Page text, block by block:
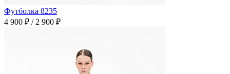
Футболка 8235
4 900 ₽ / 2 900 ₽